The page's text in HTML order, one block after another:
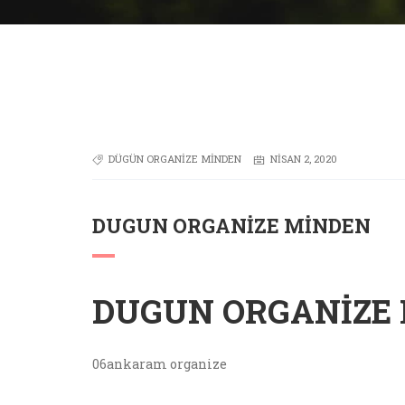
DÜGÜN ORGANIZE MINDEN NISAN 2, 2020
DUGUN ORGANIZE MINDEN
DUGUN
06ankaram organize